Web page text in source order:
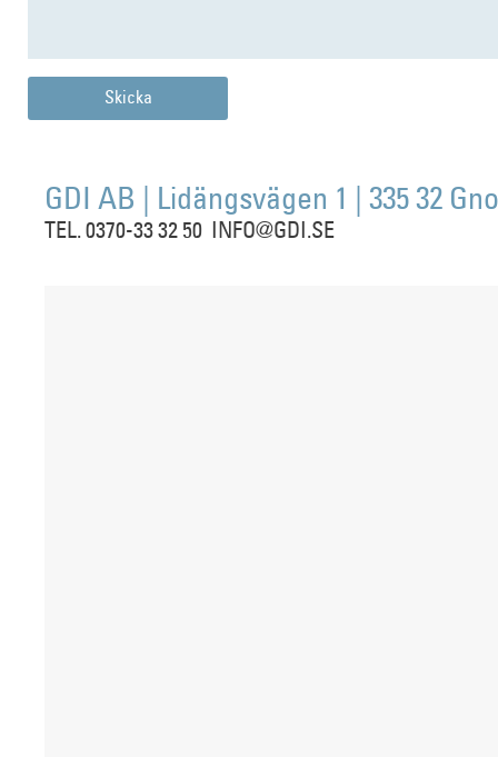
GDI AB | Lidängsvägen 1 | 335 32
TEL. 0370-33 32 50 INFO@GDI.SE